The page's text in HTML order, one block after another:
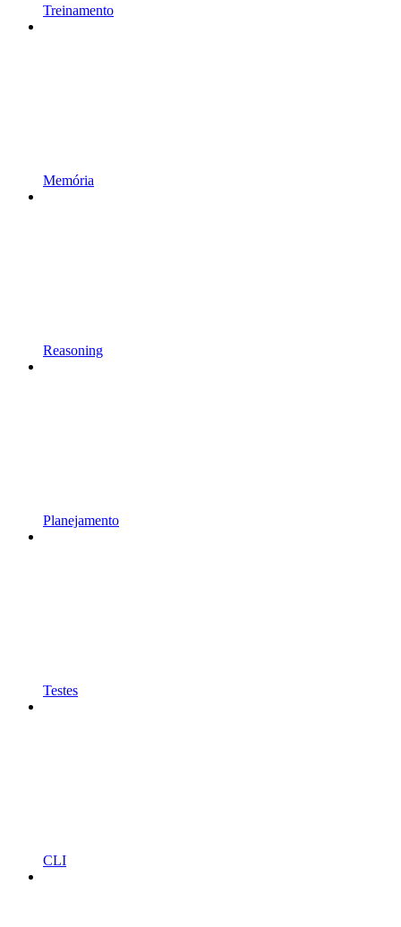
Treinamento
Memória
Reasoning
Planejamento
Testes
CLI